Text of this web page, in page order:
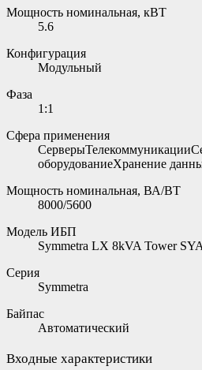
Мощность номинальная, кВТ
5.6
Конфигурация
Модульный
Фаза
1:1
Сфера применения
оборудованиеХранение
Мощность номинальная, ВА/ВТ
8000/5600
Модель ИБП
Symmetra LX 8kVA Tower
Серия
Symmetra
Байпас
Автоматический
Входные характеристики